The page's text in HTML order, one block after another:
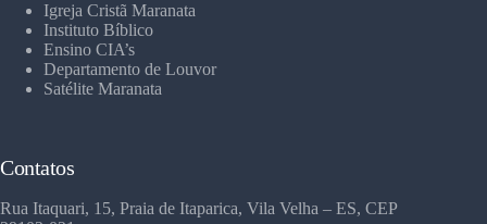
Igreja Cristã Maranata
Instituto Bíblico
Ensino CIA’s
Departamento de Louvor
Satélite Maranata
Contatos
Rua Itaquari, 15, Praia de Itaparica, Vila Velha – ES, CEP